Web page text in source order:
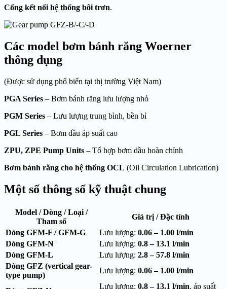
Cổng kết nối hệ thống bôi trơn.
Các model bơm bánh răng Woerner
thông dụng
(Được sử dụng phổ biến tại thị trường Việt Nam)
PGA Series – Bơm bánh răng lưu lượng nhỏ
PGM Series – Lưu lượng trung bình, bền bỉ
PGL Series – Bơm dầu áp suất cao
ZPU, ZPE Pump Units – Tổ hợp bơm dầu hoàn chỉnh
Bơm bánh răng cho hệ thống OCL (Oil Circulation Lubrication)
Một số thông số kỹ thuật chung
Model / Dòng / Loại /
Tham số
Giá trị / Đặc tính
Dòng GFM-F / GFM-G
Lưu lượng: 0.06 – 1.00 l/min
Dòng GFM-N
Lưu lượng: 0.8 – 13.1 l/min
Dòng GFM-L
Lưu lượng: 2.8 – 57.8 l/min
Dòng GFZ (vertical gear-
type pump)
Lưu lượng: 0.06 – 1.00 l/min
Lưu lượng: 0.8 – 13.1 l/min, áp suất